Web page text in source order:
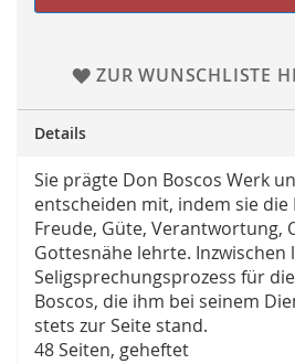
ZUR WUNSCHLISTE
Details
Sie prägte Don Boscos Werk
entscheiden mit, indem sie die
Freude, Güte, Verantwortung,
Gottesnähe lehrte. Inzwischen
Seligsprechungsprozess für
Boscos, die ihm bei seinem
stets zur Seite stand.
48 Seiten, geheftet